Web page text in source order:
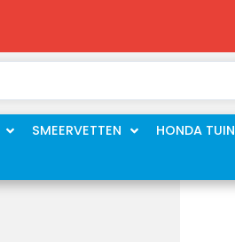
SMEERVETTEN HONDA TUIN